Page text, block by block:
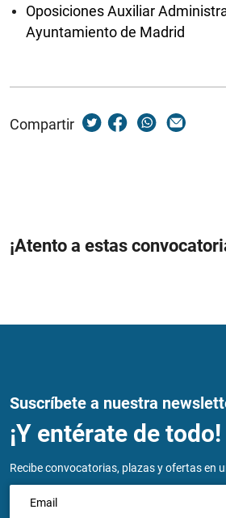
Oposiciones Auxiliar
Ayuntamiento de Madrid
Compartir
¡Atento a estas
Suscríbete a nuestra
¡Y entérate de todo!
Recibe convocatorias, plazas y ofertas en